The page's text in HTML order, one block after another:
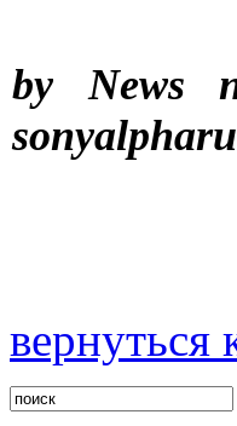
by News